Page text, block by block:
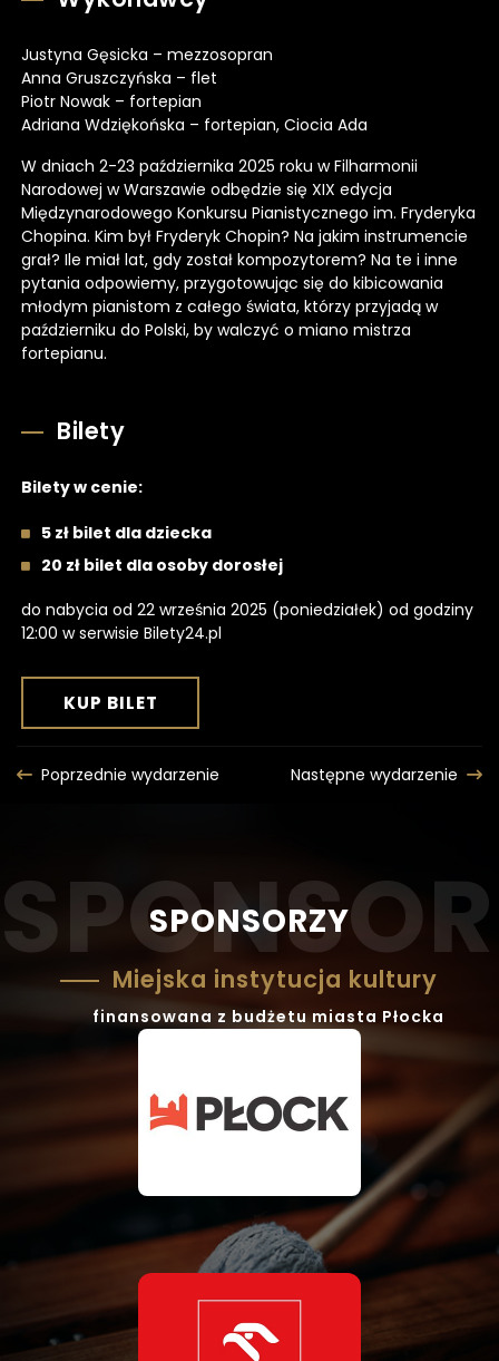
Justyna Gęsicka – mezzosopran
Anna Gruszczyńska – flet
Piotr Nowak – fortepian
Adriana Wdziękońska – fortepian, Ciocia Ada
W dniach 2-23 października 2025 roku w Filharmonii
Narodowej w Warszawie odbędzie się XIX edycja
Międzynarodowego Konkursu Pianistycznego im. Fryderyka
Chopina. Kim był Fryderyk Chopin? Na jakim instrumencie
grał? Ile miał lat, gdy został kompozytorem? Na te i inne
pytania odpowiemy, przygotowując się do kibicowania
młodym pianistom z całego świata, którzy przyjadą w
październiku do Polski, by walczyć o miano mistrza
fortepianu.
Bilety
Bilety w cenie:
5 zł bilet dla dziecka
20 zł bilet dla osoby dorosłej
do nabycia od 22 września 2025 (poniedziałek) od godziny
12:00 w serwisie Bilety24.pl
KUP BILET
WYDARZENIE
SIĘ
NOWEJ
Poprzednie wydarzenie Następne wydarzenie
SPONSORZY
Miejska instytucja kultury
finansowana z budżetu miasta Płocka